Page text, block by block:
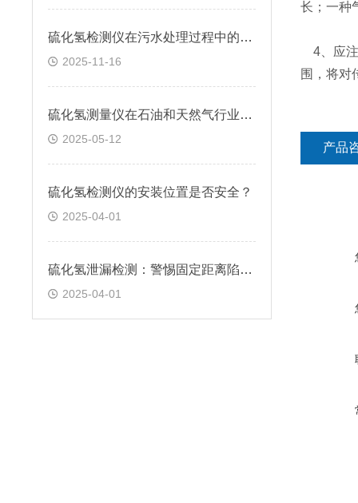
硫化氢检测仪在污水处理过程中的应用
2025-11-16
硫化氢测量仪在石油和天然气行业中的应用
2025-05-12
硫化氢检测仪的安装位置是否安全？
2025-04-01
硫化氢泄漏检测：警惕固定距离陷阱！
2025-04-01
长；一种
4、应注
围，将对
产品